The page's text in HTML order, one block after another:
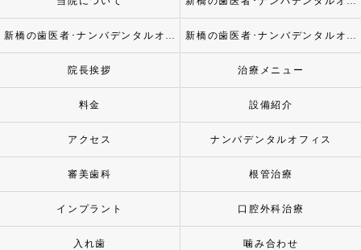
新橋の歯医者･ナンバデンタルオフィスの評判 新橋の歯医者･ナンバデンタルオフィスのお客様の声
院長挨拶 治療メニュー
料金 設備紹介
アクセス ナンバデンタルオフィス
審美歯科 根管治療
インプラント 口腔外科治療
入れ歯 噛み合わせ